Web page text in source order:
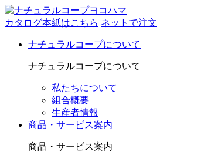
カタログ本紙はこちら ネットで注文
ナチュラルコープについて
ナチュラルコープについて
私たちについて
組合概要
生産者情報
商品・サービス案内
商品・サービス案内